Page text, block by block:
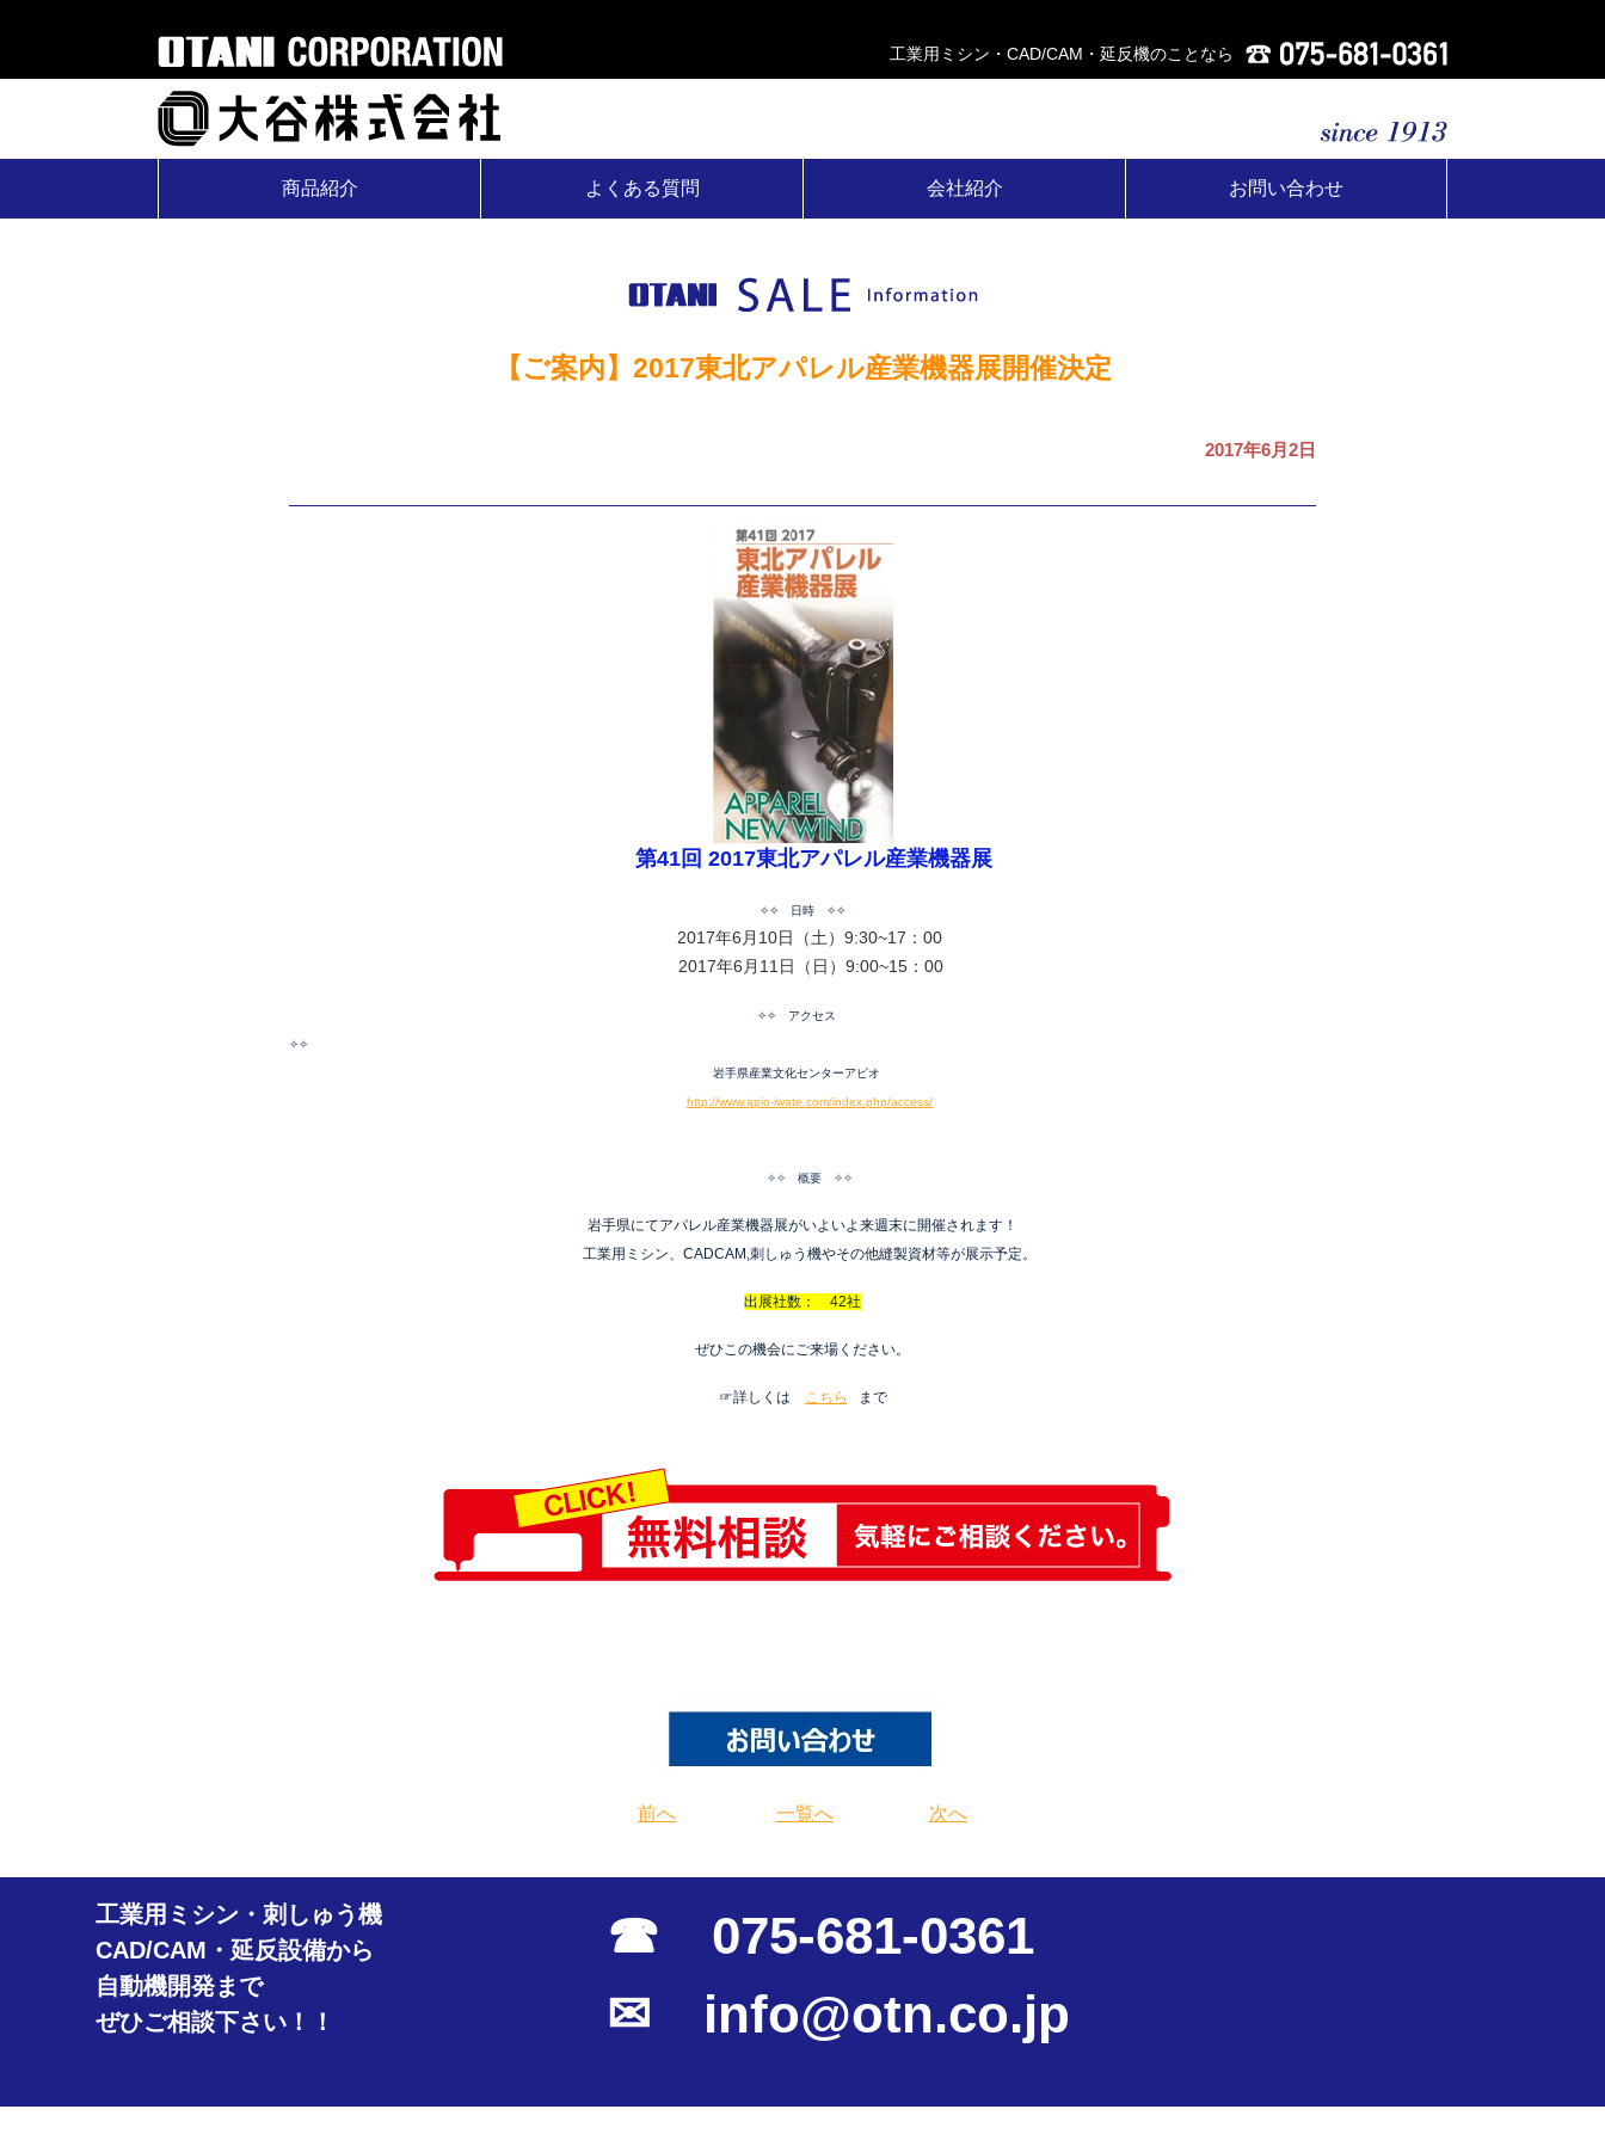
工業用ミシン・CAD/CAM・延反機のことなら
商品紹介 よくある質問 会社紹介 お問い合わせ
【ご案内】2017東北アパレル産業機器展開催決定
2017年6月2日
第41回 2017東北アパレル産業機器展
✧✧ 日時 ✧✧
2017年6月10日（土）9:30~17：00
2017年6月11日（日）9:00~15：00
✧✧ アクセス
岩手県産業文化センターアピオ
http://www.apio-iwate.com/index.php/access/
✧✧ 概要 ✧✧
岩手県にてアパレル産業機器展がいよいよ来週末に開催されます！
工業用ミシン、CADCAM,刺しゅう機やその他縫製資材等が展示予定。
出展社数： 42社
ぜひこの機会にご来場ください。
☞詳しくは こちら まで
前へ 一覧へ 次へ
工業用ミシン・刺しゅう機
CAD/CAM・延反設備から
自動機開発まで
ぜひご相談下さい！！
☎ 075-681-0361
✉ info@otn.co.jp